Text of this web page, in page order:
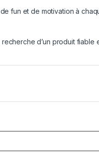
fun et de motivation à
d’un produit fiable